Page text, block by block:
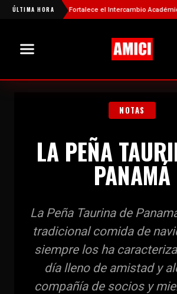
ÚLTIMA HORA
China Fortalece el Intercambio Académico con
NOTAS
LA PEÑA
PANAMÁ
La Peña Taurina de
tradicional comida de
siempre los ha
día lleno de amistad y
compañía de socios y